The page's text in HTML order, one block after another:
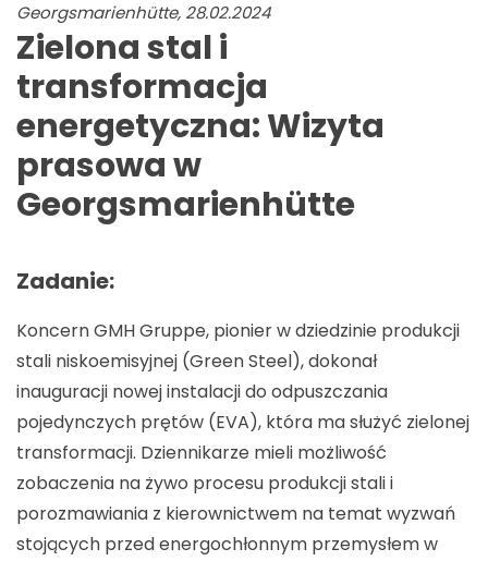
Georgsmarienhütte, 28.02.2024
Zielona stal i
transformacja
energetyczna: Wizyta
prasowa w
Georgsmarienhütte
Zadanie:
Koncern GMH Gruppe, pionier w dziedzinie produkcji
stali niskoemisyjnej (Green Steel), dokonał
inauguracji nowej instalacji do odpuszczania
pojedynczych prętów (EVA), która ma służyć zielonej
transformacji. Dziennikarze mieli możliwość
zobaczenia na żywo procesu produkcji stali i
porozmawiania z kierownictwem na temat wyzwań
stojących przed energochłonnym przemysłem w